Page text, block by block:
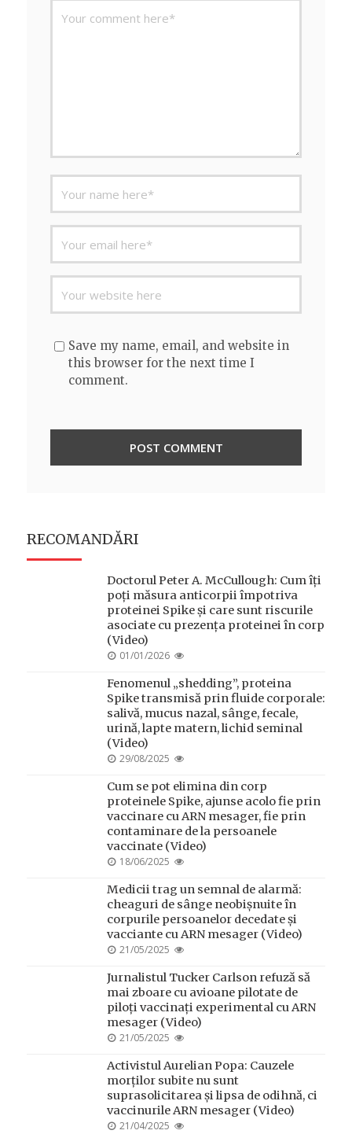
Save my name, email, and website in
this browser for the next time I
comment.
RECOMANDĂRI
Doctorul Peter A. McCullough: Cum îți
poți măsura anticorpii împotriva
proteinei Spike și care sunt riscurile
asociate cu prezența proteinei în corp
(Video)
POSTED
01/01/2026
Fenomenul „shedding”, proteina
Spike transmisă prin fluide corporale:
salivă, mucus nazal, sânge, fecale,
urină, lapte matern, lichid seminal
(Video)
POSTED
29/08/2025
Cum se pot elimina din corp
proteinele Spike, ajunse acolo fie prin
vaccinare cu ARN mesager, fie prin
contaminare de la persoanele
vaccinate (Video)
POSTED
18/06/2025
Medicii trag un semnal de alarmă:
cheaguri de sânge neobișnuite în
corpurile persoanelor decedate și
vacciante cu ARN mesager (Video)
POSTED
21/05/2025
Jurnalistul Tucker Carlson refuză să
mai zboare cu avioane pilotate de
piloți vaccinați experimental cu ARN
mesager (Video)
POSTED
21/05/2025
Activistul Aurelian Popa: Cauzele
morților subite nu sunt
suprasolicitarea și lipsa de odihnă, ci
vaccinurile ARN mesager (Video)
POSTED
21/04/2025